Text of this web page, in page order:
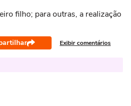
filho; para outras, a realização
Exibir comentários